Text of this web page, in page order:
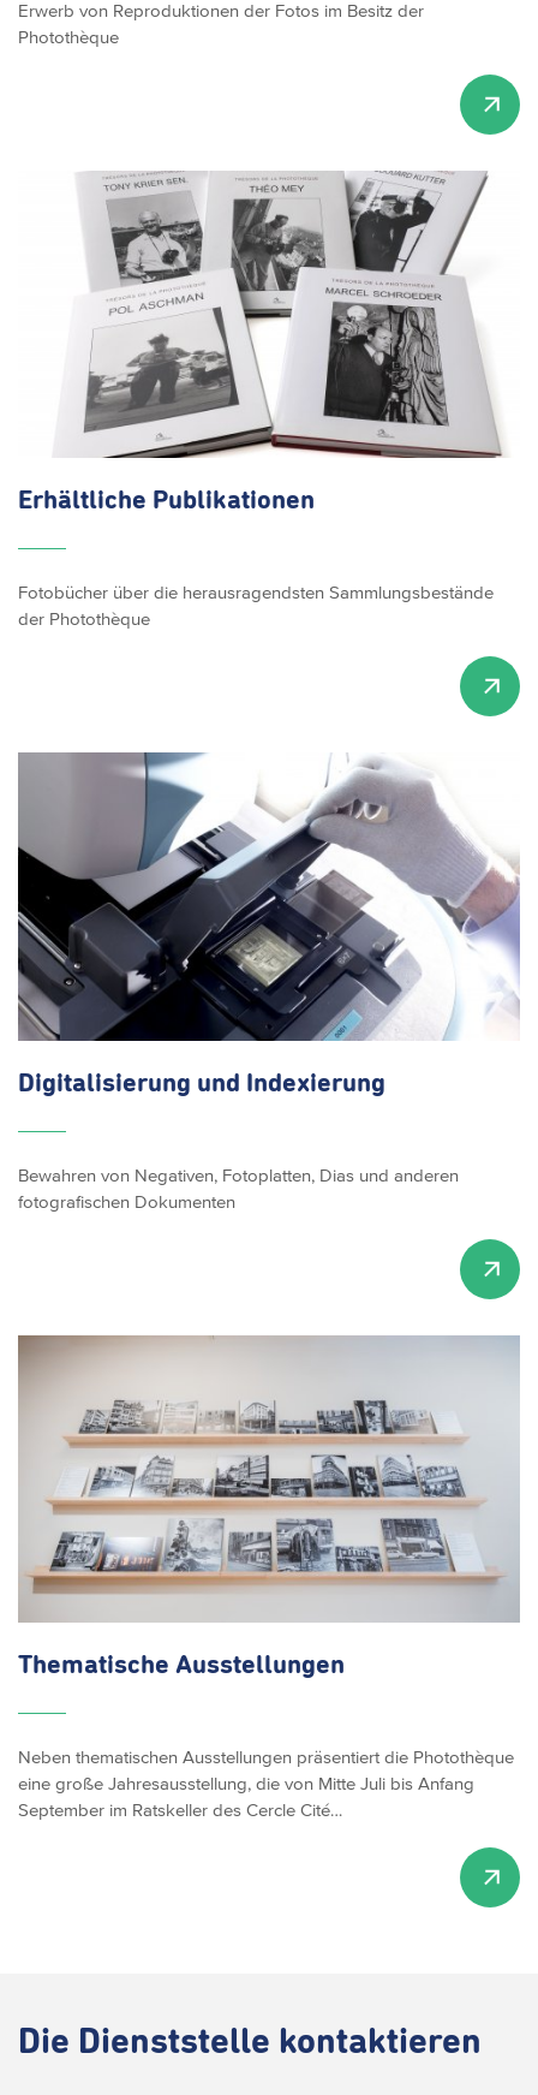
Erwerb von Reproduktionen der Fotos im Besitz der
Photothèque
Erhältliche Publikationen
Fotobücher über die herausragendsten Sammlungsbestände
der Photothèque
Digitalisierung und Indexierung
Bewahren von Negativen, Fotoplatten, Dias und anderen
fotografischen Dokumenten
Thematische Ausstellungen
Neben thematischen Ausstellungen präsentiert die Photothèque
eine große Jahresausstellung, die von Mitte Juli bis Anfang
September im Ratskeller des Cercle Cité…
Die Dienststelle kontaktieren